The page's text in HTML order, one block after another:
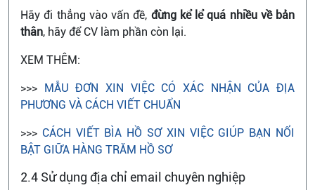
Hãy đi thẳng vào vấn đề, đừng kể lể quá nhiều về bản
thân, hãy để CV làm phần còn lại.
XEM THÊM:
>>> MẪU ĐƠN XIN VIỆC CÓ XÁC NHẬN CỦA ĐỊA
PHƯƠNG VÀ CÁCH VIẾT CHUẨN
>>> CÁCH VIẾT BÌA HỒ SƠ XIN VIỆC GIÚP BẠN NỔI
BẬT GIỮA HÀNG TRĂM HỒ SƠ
2.4 Sử dụng địa chỉ email chuyên nghiệp